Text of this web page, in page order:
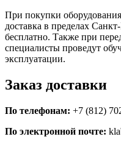
При покупки
доставка в пределах
бесплатно. Также при
специалисты проведут
эксплуатации.
Заказ доставки
По телефонам: +7 (812)
По электронной почте: